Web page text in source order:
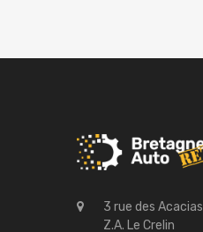
3 rue des Acacias
Z.A. Le Crelin